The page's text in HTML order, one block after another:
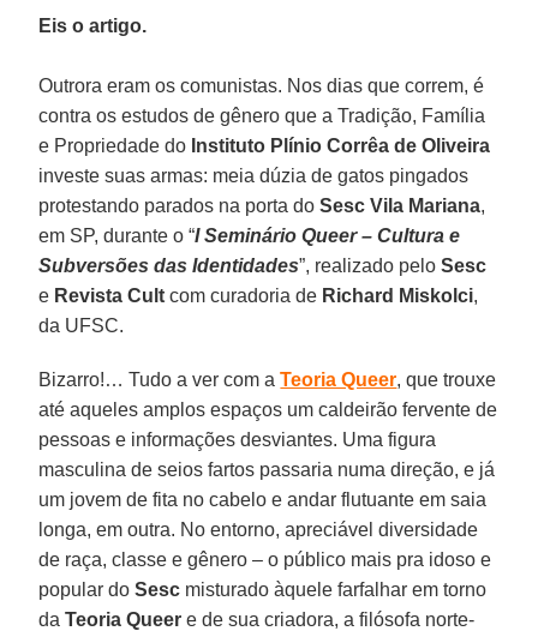
Eis o artigo.
Outrora eram os comunistas. Nos dias que correm, é
contra os estudos de gênero que a Tradição, Família
e Propriedade do Instituto Plínio Corrêa de Oliveira
investe suas armas: meia dúzia de gatos pingados
protestando parados na porta doSesc Vila Mariana,
em SP, durante o “I Seminário Queer – Cultura e
Subversões das Identidades”, realizado peloSesc
e Revista Cult com curadoria de Richard Miskolci,
da UFSC.
Bizarro!… Tudo a ver com aTeoria Queer, que trouxe
até aqueles amplos espaços um caldeirão fervente de
pessoas e informações desviantes. Uma figura
masculina de seios fartos passaria numa direção, e já
um jovem de fita no cabelo e andar flutuante em saia
longa, em outra. No entorno, apreciável diversidade
de raça, classe e gênero – o público mais pra idoso e
popular doSesc misturado àquele farfalhar em torno
daTeoria Queer e de sua criadora, a filósofa norte-